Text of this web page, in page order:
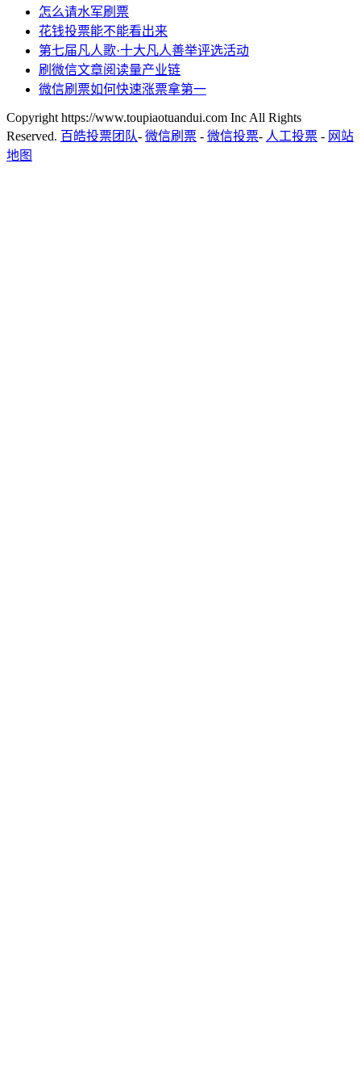
怎么请水军刷票
花钱投票能不能看出来
第七届凡人歌·十大凡人善举评选活动
刷微信文章阅读量产业链
微信刷票如何快速涨票拿第一
Copyright https://www.toupiaotuandui.com Inc All Rights
Reserved. 百皓投票团队- 微信刷票 - 微信投票- 人工投票 - 网站
地图